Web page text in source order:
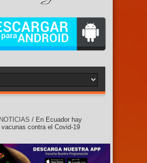
NOTICIAS / En Ecuador hay
contra el Covid-19